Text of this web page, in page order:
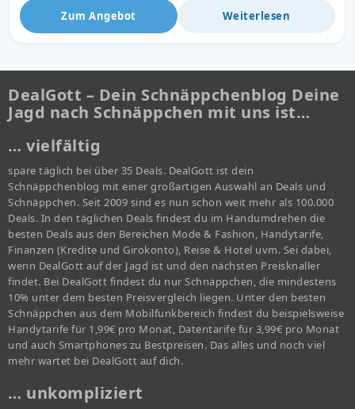
Zum Angebot Weiterlesen
DealGott – Dein Schnäppchenblog Deine
Jagd nach Schnäppchen mit uns ist…
… vielfältig
spare täglich bei über 35 Deals. DealGott ist dein
Schnäppchenblog mit einer großartigen Auswahl an Deals und
Schnäppchen. Seit 2009 sind es nun schon weit mehr als 100.000
Deals. In den täglichen Deals findest du im Handumdrehen die
besten Deals aus den Bereichen Mode & Fashion, Handytarife,
Finanzen (Kredite und Girokonto), Reise & Hotel uvm. Sei dabei,
wenn DealGott auf der Jagd ist und den nächsten Preisknaller
findet. Bei DealGott findest du nur Schnäppchen, die mindestens
10% unter dem besten Preisvergleich liegen. Unter den besten
Schnäppchen aus dem Mobilfunkbereich findest du beispielsweise
Handytarife für 1,99€ pro Monat, Datentarife für 3,99€ pro Monat
und auch Smartphones zu Bestpreisen. Das alles und noch viel
mehr wartet bei DealGott auf dich.
… unkompliziert